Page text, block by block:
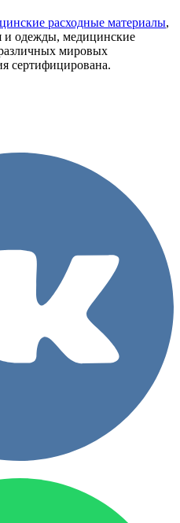
расходные материалы,
и одежды, медицинские
мировых
сертифицирована.